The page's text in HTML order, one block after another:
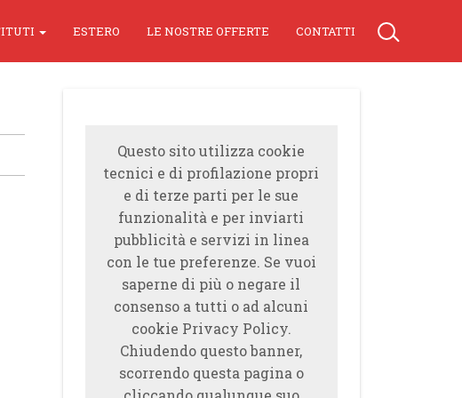
ESTERO LE NOSTRE OFFERTE CONTATTI
Questo sito utilizza cookie
tecnici e di profilazione propri
e di terze parti per le sue
funzionalità e per inviarti
pubblicità e servizi in linea
con le tue preferenze. Se vuoi
saperne di più o negare il
consenso a tutti o ad alcuni
cookie Privacy Policy.
Chiudendo questo banner,
scorrendo questa pagina o